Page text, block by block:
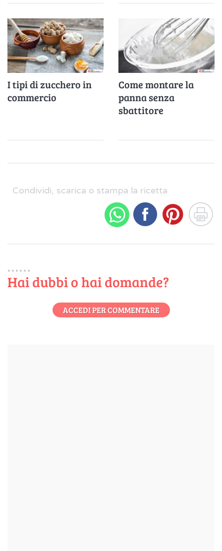
I tipi di zucchero in
commercio
Come montare la
panna senza
sbattitore
Condividi, scarica o stampa la ricetta
Hai dubbi o hai domande?
ACCEDI PER COMMENTARE